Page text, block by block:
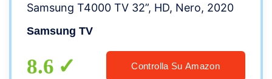
Samsung T4000 TV 32”, HD, Nero, 2020
Samsung TV
8.6 Controlla Su Amazon